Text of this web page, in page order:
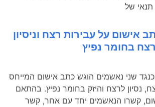
של
אישום על עבירות רצח וניסיון
בחומר נפיץ
י. שנלר: 1. כנגד שני נאשמים הוגש כתב אישום המייחס
נסיון לרצח והיזק בחומר נפיץ. בהתאם
קשרו הנאשמים יחד עם אחר, קשר